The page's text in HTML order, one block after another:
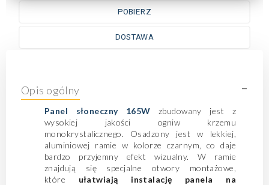
POBIERZ
DOSTAWA
Opis ogólny -
Panel słoneczny 165Wzbudowany jest z
wysokiej jakości ogniw krzemu
monokrystalicznego. Osadzony jest w lekkiej,
aluminiowej ramie w kolorze czarnym, co daje
bardzo przyjemny efekt wizualny. W ramie
znajdują się specjalne otwory montażowe,
które ułatwiają instalację panela na